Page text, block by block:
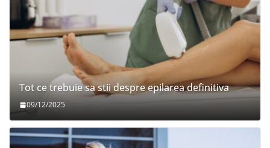
Tot ce trebuie sa stii despre epilarea definitiva
09/12/2025